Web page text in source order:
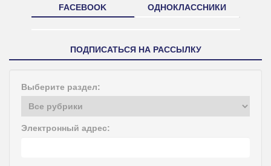
FACEBOOK ОДНОКЛАССНИКИ
ПОДПИСАТЬСЯ НА РАССЫЛКУ
Выберите раздел:
Электронный адрес: